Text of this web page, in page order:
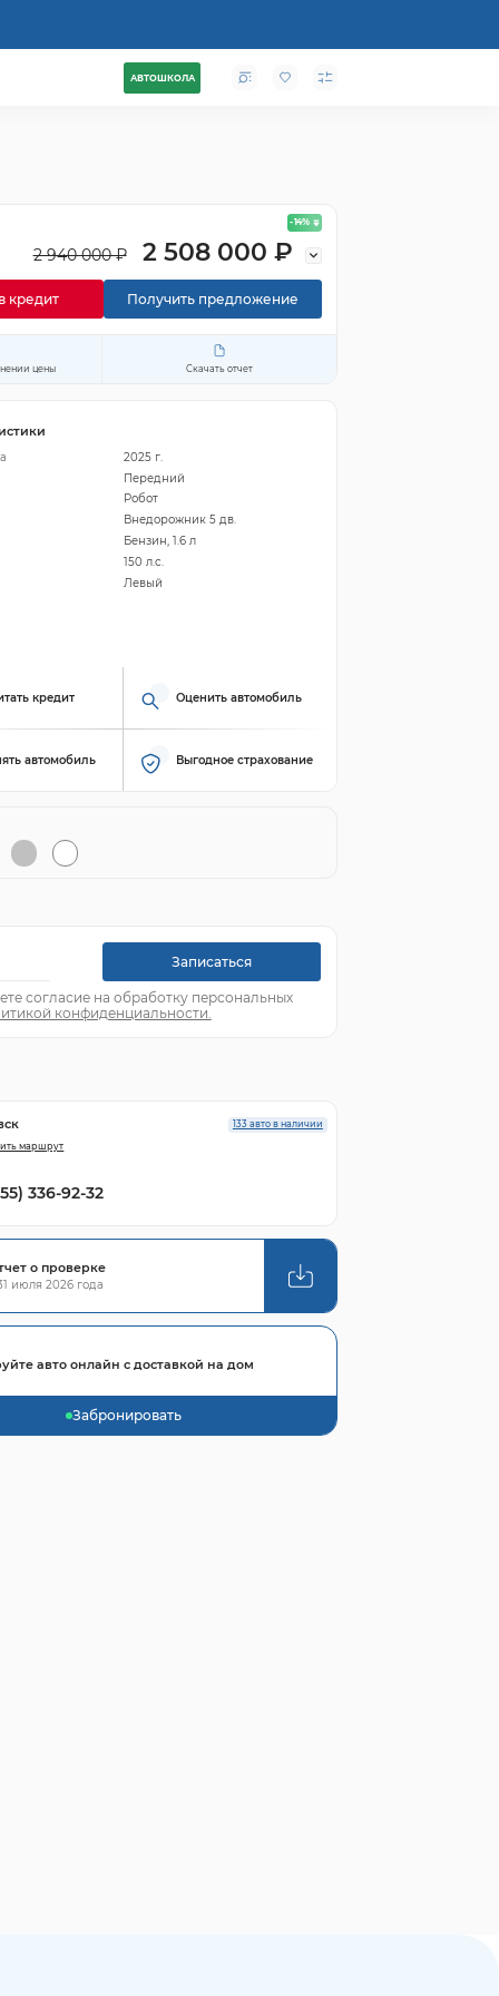
АВТОШКОЛА
- 14%
2 940 000 ₽ 2 508 000 ₽
кредит Получить предложение
цены Скачать отчет
2025 г.
Передний
Робот
Внедорожник 5 дв.
Бензин, 1.6 л
150 л.с.
Левый
кредит Оценить автомобиль
автомобиль Выгодное страхование
Записаться
согласие на обработку персональных
конфиденциальности.
133 авто в наличии
маршрут
336-92-32
о проверке
июля 2026 года
авто онлайн с доставкой на дом
Забронировать